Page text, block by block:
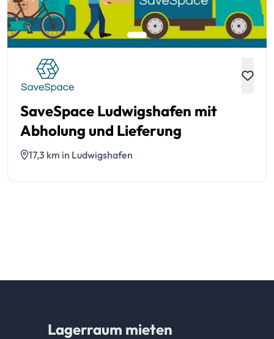
SaveSpace Ludwigshafen mit
Abholung und Lieferung
17,3 km in Ludwigshafen
Lagerraum mieten